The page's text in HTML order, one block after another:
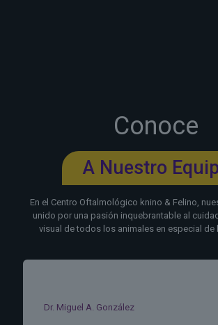
Conoce
A Nuestro
En el Centro Oftalmológico knino & Felino,
unido por una pasión inquebrantable al
visual de todos los animales en especial de
Dr. Miguel A. González